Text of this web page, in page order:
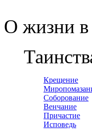
О жизни
Крещение
Соборование
Венчание
Причастие
Исповедь